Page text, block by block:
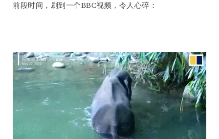
前段时间，刷到一个BBC视频，令人心碎：